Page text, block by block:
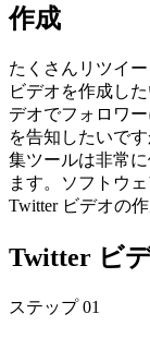
作成
たくさんリツイ
ビデオを作成し
デオでフォロワ
を告知したいで
集ツールは非常
ます。ソフトウ
Twitter ビデオの
Twitter ビ
ステップ 01